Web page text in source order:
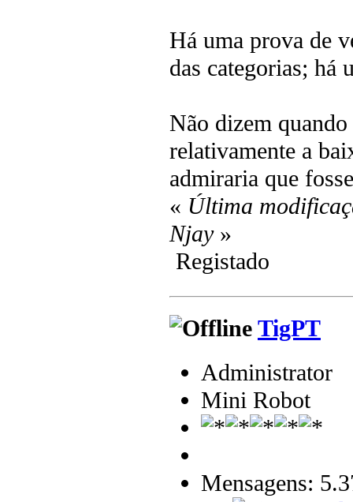
Há uma prova de
das categorias; há
Não dizem
relativamente a
admiraria que
« Última
Njay»
Registado
TigPT
Administrator
Mini Robot
Mensagens: